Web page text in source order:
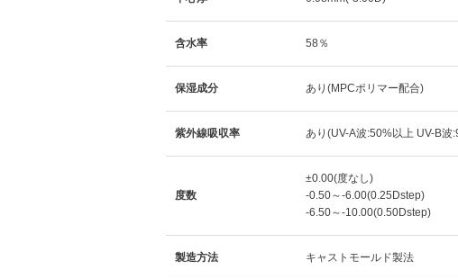
含水率 58％
保湿成分 あり(MPCポリマー配合)
紫外線吸収率 あり(UV-A波:50%以上 UV-B波
度数
±0.00(度なし)
-0.50～-6.00(0.25Dstep)
-6.50～-10.00(0.50Dstep)
製造方法 キャストモールド製法